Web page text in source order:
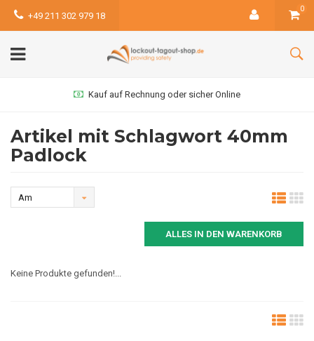
+49 211 302 979 18
0
Kauf auf Rechnung oder sicher Online
Artikel mit Schlagwort 40mm
Padlock
Am
ALLES IN DEN WARENKORB
Keine Produkte gefunden!...